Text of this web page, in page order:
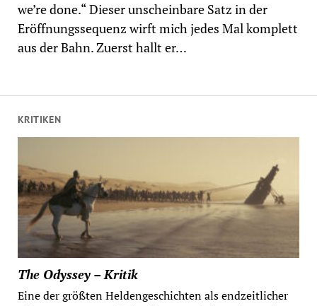
KRITIKEN
The Odyssey – Kritik
Eine der größten Heldengeschichten als endzeitlicher
we’re done.“ Dieser unscheinbare Satz in der
Eröffnungssequenz wirft mich jedes Mal komplett
aus der Bahn. Zuerst hallt er…